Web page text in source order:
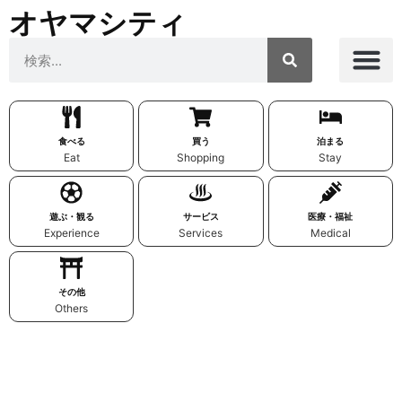
オヤマシティ
食べる
Eat
買う
Shopping
泊まる
Stay
遊ぶ・観る
Experience
サービス
Services
医療・福祉
Medical
その他
Others